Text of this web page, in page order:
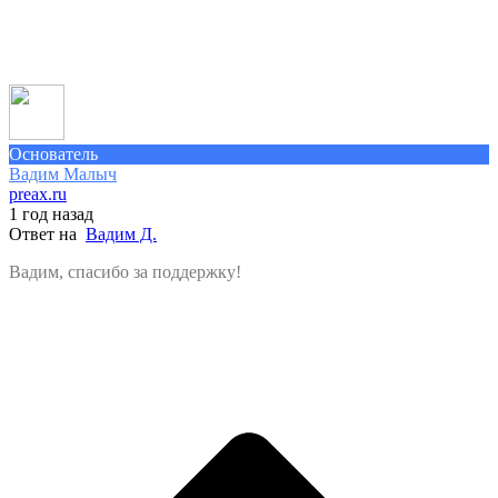
Основатель
Вадим Малыч
preax.ru
1 год назад
Ответ на Вадим Д.
Вадим, спасибо за поддержку!